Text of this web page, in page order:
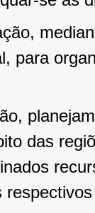
para
das